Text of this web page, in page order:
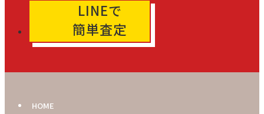
LINEで
簡単査定
HOME